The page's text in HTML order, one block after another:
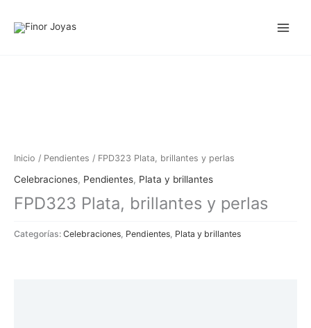
Inicio / Pendientes / FPD323 Plata, brillantes y perlas
Celebraciones, Pendientes, Plata y brillantes
FPD323 Plata, brillantes y perlas
Categorías: Celebraciones Pendientes Plata y brillantes